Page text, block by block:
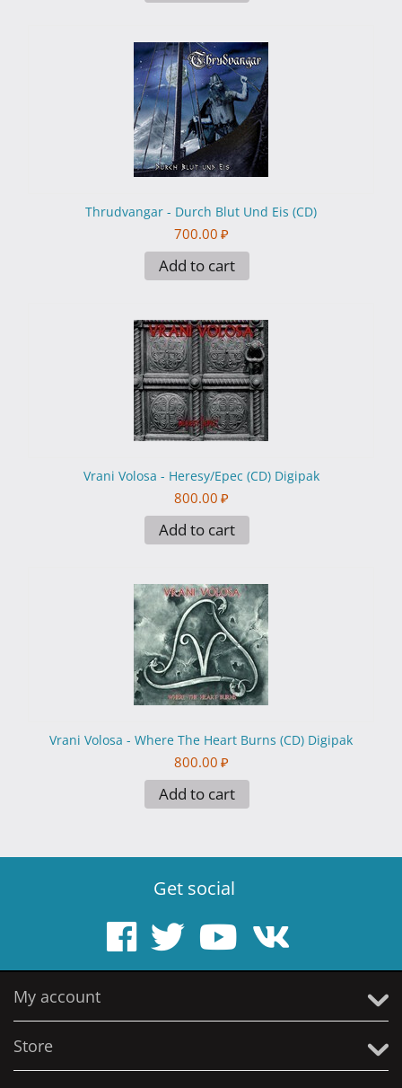
Thrudvangar - Durch Blut Und Eis (CD)
700.00 ₽
Add to cart
Vrani Volosa - Heresy/Epec (CD) Digipak
800.00 ₽
Add to cart
Vrani Volosa - Where The Heart Burns (CD) Digipak
800.00 ₽
Add to cart
Get social
My account
Store